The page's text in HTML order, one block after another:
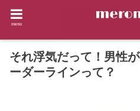
menu
HOME それ浮気だって！男性が考え
それ浮気だって！男性
ーダーラインって？